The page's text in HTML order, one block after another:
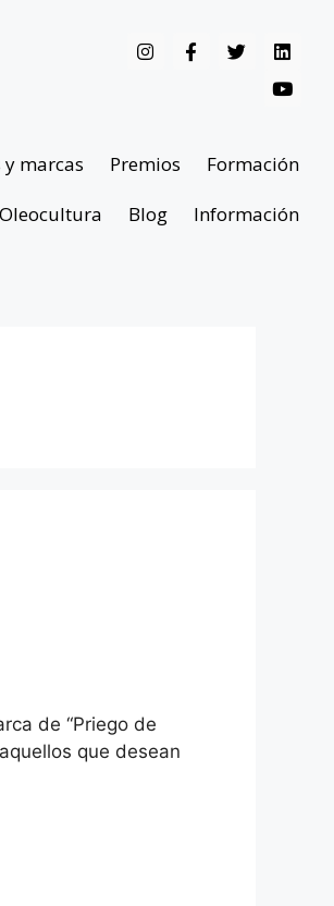
y marcas Premios
Formación
Oleocultura
Blog Información
de “Priego de
que desean